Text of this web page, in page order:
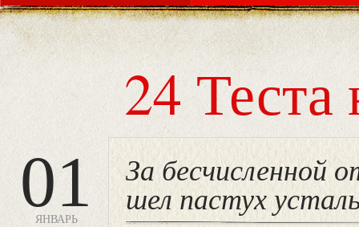
24 Теста
01
ЯНВАРЬ
За бесчисленной
шел пастух